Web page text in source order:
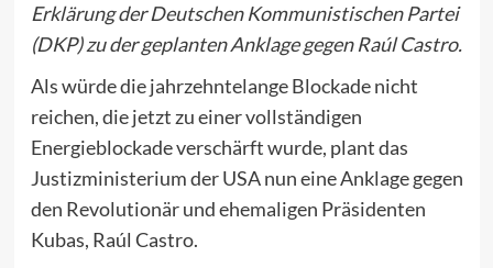
Erklärung der Deutschen Kommunistischen Partei
(DKP) zu der geplanten Anklage gegen Raúl Castro.
Als würde die jahrzehntelange Blockade nicht
reichen, die jetzt zu einer vollständigen
Energieblockade verschärft wurde, plant das
Justizministerium der USA nun eine Anklage gegen
den Revolutionär und ehemaligen Präsidenten
Kubas, Raúl Castro.